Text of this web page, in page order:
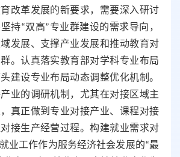
改革发展的新要求，需要深入研讨
持“双高”专业群建设的需求导向，
发展、支撑产业发展和推动教育对
。认真落实教育部对学科专业布局
建设专业布局动态调整优化机制。
业的调研机制，尤其在对接区域主
真正做到专业对接产业、课程对接
接生产经营过程。构建就业需求对
业工作作为服务经济社会发展的“最